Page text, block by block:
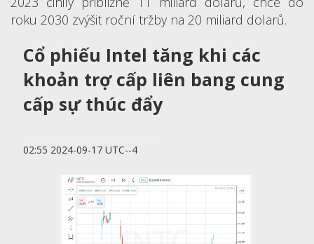
roku 2030 zvýšit roční tržby na 20 miliard dolarů.
Cổ phiếu Intel tăng khi các
khoản trợ cấp liên bang cung
cấp sự thúc đẩy
02:55 2024-09-17 UTC--4